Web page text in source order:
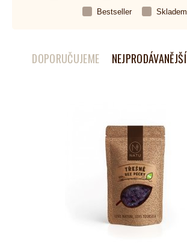
Bestseller Skladem
DOPORUČUJEME NEJPRODÁVANĚJŠÍ